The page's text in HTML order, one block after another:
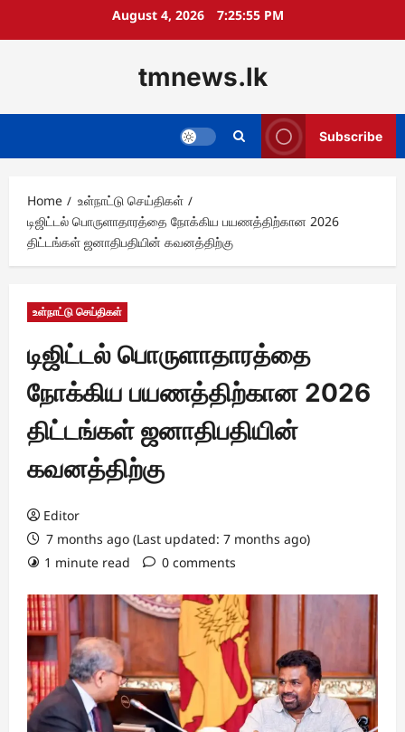
August 4, 2026 7:25:56 PM
tmnews.lk
Subscribe
Home
உள்நாட்டு செய்திகள்
டிஜிட்டல் பொருளாதாரத்தை நோக்கிய பயணத்திற்கான 2026
திட்டங்கள் ஜனாதிபதியின் கவனத்திற்கு
உள்நாட்டு செய்திகள்
டிஜிட்டல் பொருளாதாரத்தை
நோக்கிய பயணத்திற்கான 2026
திட்டங்கள் ஜனாதிபதியின்
கவனத்திற்கு
Editor
7 months ago (Last updated: 7 months ago)
1 minute read
0 comments